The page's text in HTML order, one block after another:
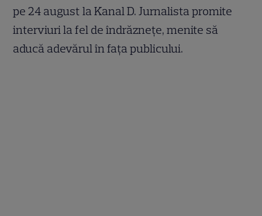
pe 24 august la Kanal D. Jurnalista promite
interviuri la fel de îndrăznețe, menite să
aducă adevărul în fața publicului.